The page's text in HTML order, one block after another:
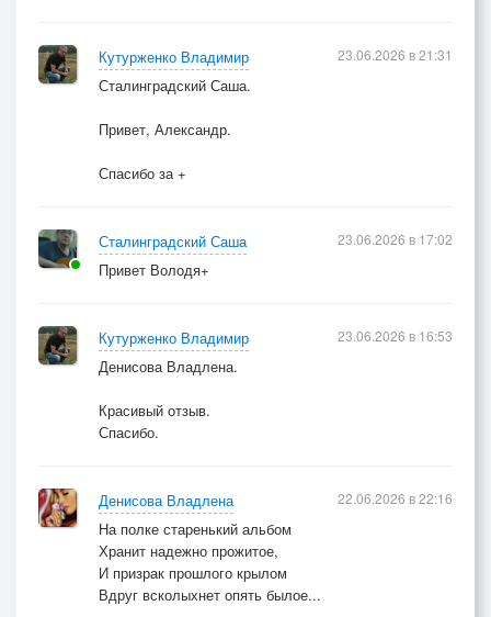
Кутурженко Владимир
Сталинградский Саша.
Привет, Александр.
Спасибо за +
23.06.2026 в 21:31
Сталинградский Саша
Привет Володя+
23.06.2026 в 17:02
Кутурженко Владимир
Денисова Владлена.
Красивый отзыв.
Спасибо.
23.06.2026 в 16:53
Денисова Владлена
На полке старенький альбом
Хранит надежно прожитое,
И призрак прошлого крылом
Вдруг всколыхнет опять былое...
22.06.2026 в 22:16